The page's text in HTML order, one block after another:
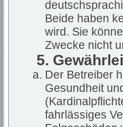
Beide haben
wird. Sie
Zwecke nicht
5.
Der Betreiber
Gesundheit
fahrlässiges